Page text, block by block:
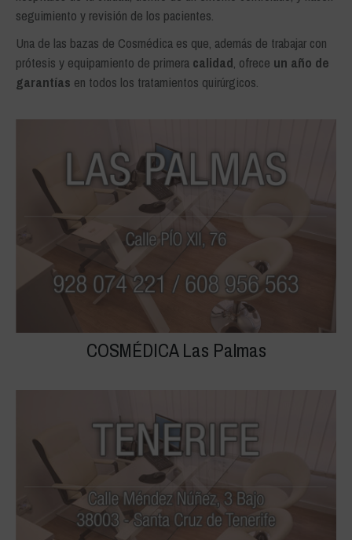
seguimiento y revisión de los pacientes.
Una de las bazas de Cosmédica es que, además de trabajar con
prótesis y equipamiento de primera calidad , ofrece un año de
garantías en todos los tratamientos quirúrgicos.
COSMÉDICA Las Palmas